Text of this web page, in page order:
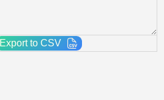
Export to CSV